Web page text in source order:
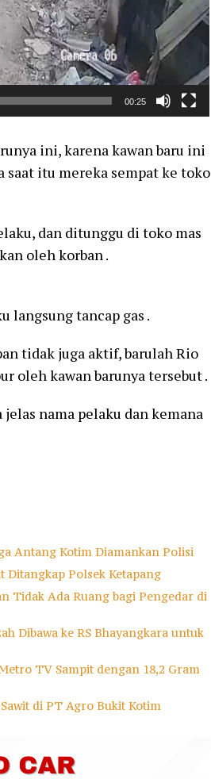
00:25
ini, karena kawan baru ini
saat itu mereka sempat ke toko
dan ditunggu di toko mas
oleh korban .
langsung tancap gas .
tidak juga aktif, barulah Rio
oleh kawan barunya tersebut .
nama pelaku dan kemana
Antang Kotim Diamankan Polisi
Ditangkap Polsek Ketapang
Tidak Ada Ruang bagi Pengedar di
Dibawa ke RS Bhayangkara untuk
TV Sampit dengan 18,2 Gram
di PT Agro Bukit Kotim